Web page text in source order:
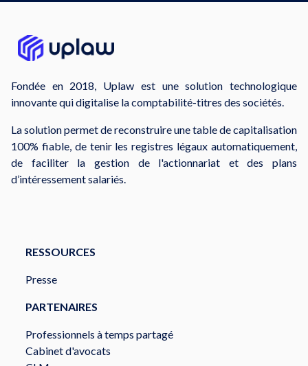
Fondée en 2018, Uplaw est une solution technologique
innovante qui digitalise la comptabilité-titres des sociétés.
La solution permet de reconstruire une table de capitalisation
100% fiable, de tenir les registres légaux automatiquement,
de faciliter la gestion de l'actionnariat et des plans
d’intéressement salariés.
RESSOURCES
Presse
PARTENAIRES
Professionnels à temps partagé
Cabinet d'avocats